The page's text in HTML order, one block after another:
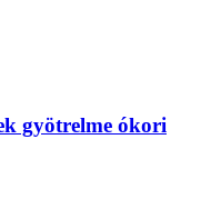
gyötrelme ókori